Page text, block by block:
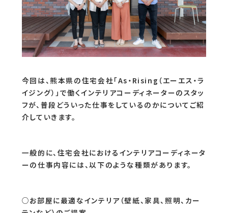
今回は、熊本県の住宅会社「As・Rising（エーエス・ラ
イジング）」で働くインテリアコーディネーターのスタッ
フが、普段どういった仕事をしているのかについてご紹
介していきます。
一般的に、住宅会社におけるインテリアコーディネータ
ーの仕事内容には、以下のような種類があります。
○お部屋に最適なインテリア（壁紙、家具、照明、カー